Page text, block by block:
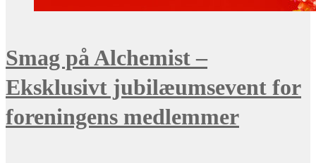
Smag på Alchemist –
Eksklusivt jubilæumsevent for
foreningens medlemmer